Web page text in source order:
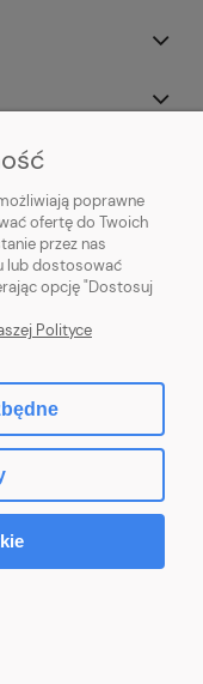
poprawne
ofertę do Twoich
przez nas
lub dostosować
opcję "Dostosuj
Polityce